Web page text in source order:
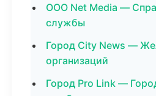
ООО Net Media —
службы
Город City News —
организаций
Город Pro Link —